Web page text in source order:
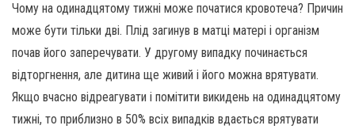
Чому на одинадцятому тижні може початися кровотеча? Причин
може бути тільки дві. Плід загинув в матці матері і організм
почав його заперечувати. У другому випадку починається
відторгнення, але дитина ще живий і його можна врятувати.
Якщо вчасно відреагувати і помітити викидень на одинадцятому
тижні, то приблизно в 50% всіх випадків вдається врятувати